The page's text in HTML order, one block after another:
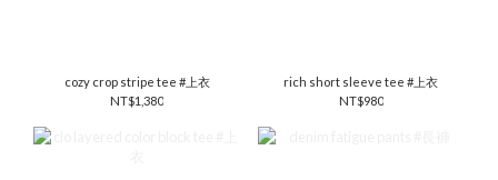
cozy crop stripe tee #上衣
NT$1,380
rich short sleeve tee #上衣
NT$980